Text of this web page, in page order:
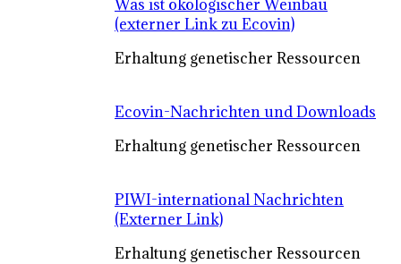
Was ist ökölogischer Weinbau
(externer Link zu Ecovin)
Erhaltung genetischer Ressourcen
Ecovin-Nachrichten und Downloads
Erhaltung genetischer Ressourcen
PIWI-international Nachrichten
(Externer Link)
Erhaltung genetischer Ressourcen